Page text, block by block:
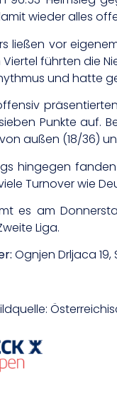
wieder alles
ließen vor
führten die
und hatte
Punkte auf.
außen (18/36)
hingegen
Turnover wie
es am
Liga.
Ognjen Drljaca 19,